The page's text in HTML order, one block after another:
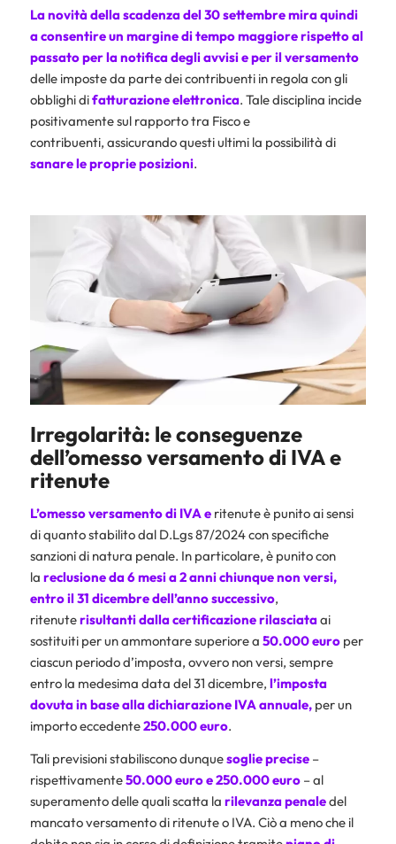
La novità della scadenza del 30 settembre mira quindi
a consentire un margine di tempo maggiore rispetto al
passato per la notifica degli avvisi e per il versamento
delle imposte da parte dei contribuenti in regola con gli
obblighi difatturazione elettronica. Tale disciplina incide
positivamente sul rapporto tra Fisco e
contribuenti, assicurando questi ultimi la possibilità di
sanare le proprie posizioni.
Irregolarità: le conseguenze
dell’omesso versamento di IVA e
ritenute
L’omesso versamento di IVA eritenute è punito ai sensi
di quanto stabilito dal D.Lgs 87/2024 con specifiche
sanzioni di natura penale. In particolare, è punito con
la reclusione da 6 mesi a 2 annichiunque non versi,
entro il 31 dicembre dell’anno successivo,
ritenuterisultanti dalla certificazione rilasciataai
sostituiti per un ammontare superiore a 50.000 europer
ciascun periodo d’imposta, ovvero non versi, sempre
entro la medesima data del 31 dicembre, l’imposta
dovuta in base alla dichiarazione IVA annuale,per un
importo eccedente250.000 euro.
Tali previsioni stabiliscono dunquesoglie precise–
rispettivamente50.000 euro e 250.000 euro– al
superamento delle quali scatta la rilevanza penaledel
mancato versamento di ritenute o IVA. Ciò a meno che il